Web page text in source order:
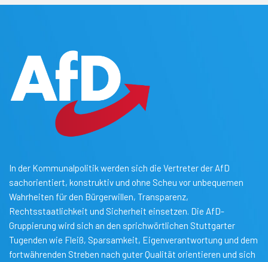
In der Kommunalpolitik werden sich die Vertreter der AfD
sachorientiert, konstruktiv und ohne Scheu vor unbequemen
Wahrheiten für den Bürgerwillen, Transparenz,
Rechtsstaatlichkeit und Sicherheit einsetzen. Die AfD-
Gruppierung wird sich an den sprichwörtlichen Stuttgarter
Tugenden wie Fleiß, Sparsamkeit, Eigenverantwortung und dem
fortwährenden Streben nach guter Qualität orientieren und sich